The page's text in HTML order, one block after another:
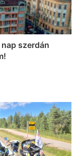
szerdán